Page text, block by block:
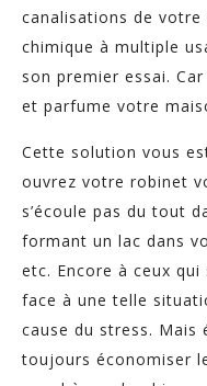
canalisations de
chimique à multiple
son premier essai.
et parfume votre
Cette solution vous
ouvrez votre robinet
s’écoule pas du tout
formant un lac dans
etc. Encore à ceux
face à une telle
cause du stress. Mais
toujours économiser